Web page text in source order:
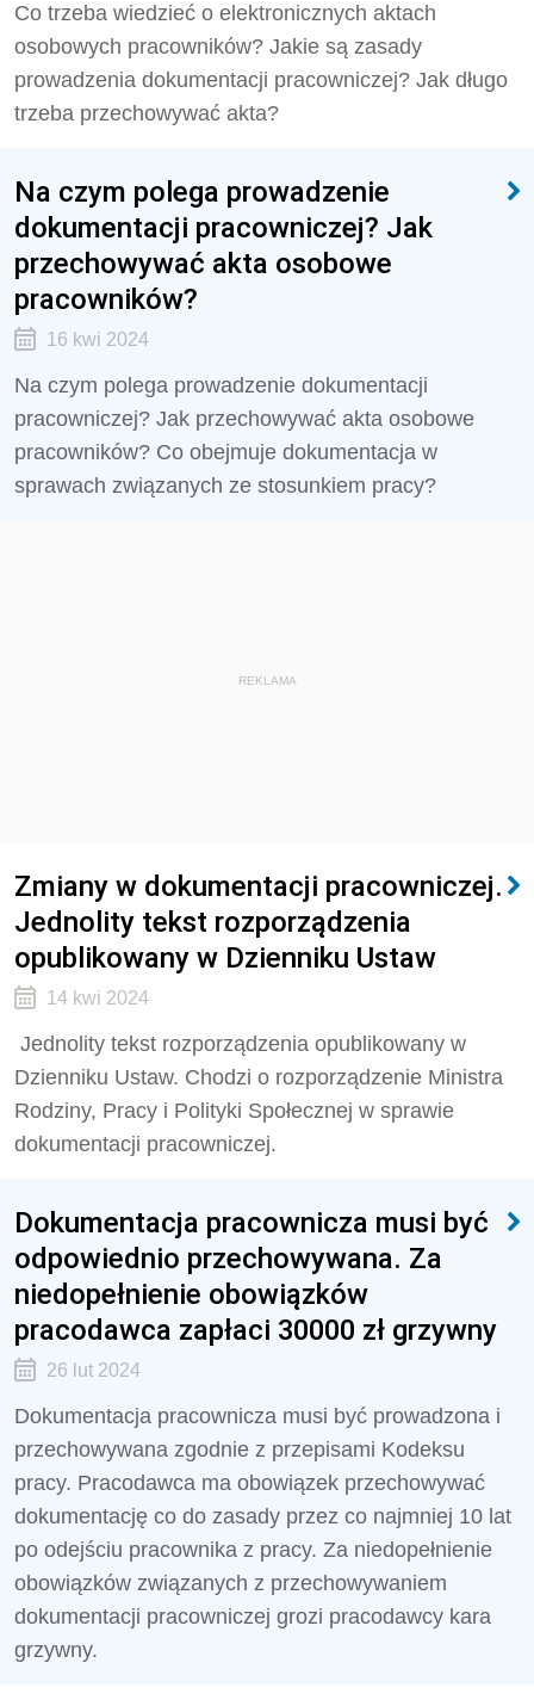
Co trzeba wiedzieć o elektronicznych aktach
osobowych pracowników? Jakie są zasady
prowadzenia dokumentacji pracowniczej? Jak długo
trzeba przechowywać akta?
Na czym polega prowadzenie
dokumentacji pracowniczej? Jak
przechowywać akta osobowe
pracowników?
16 kwi 2024
Na czym polega prowadzenie dokumentacji
pracowniczej? Jak przechowywać akta osobowe
pracowników? Co obejmuje dokumentacja w
sprawach związanych ze stosunkiem pracy?
REKLAMA
Zmiany w dokumentacji pracowniczej.
Jednolity tekst rozporządzenia
opublikowany w Dzienniku Ustaw
14 kwi 2024
Jednolity tekst rozporządzenia opublikowany w
Dzienniku Ustaw. Chodzi o rozporządzenie Ministra
Rodziny, Pracy i Polityki Społecznej w sprawie
dokumentacji pracowniczej.
Dokumentacja pracownicza musi być
odpowiednio przechowywana. Za
niedopełnienie obowiązków
pracodawca zapłaci 30000 zł grzywny
26 lut 2024
Dokumentacja pracownicza musi być prowadzona i
przechowywana zgodnie z przepisami Kodeksu
pracy. Pracodawca ma obowiązek przechowywać
dokumentację co do zasady przez co najmniej 10 lat
po odejściu pracownika z pracy. Za niedopełnienie
obowiązków związanych z przechowywaniem
dokumentacji pracowniczej grozi pracodawcy kara
grzywny.